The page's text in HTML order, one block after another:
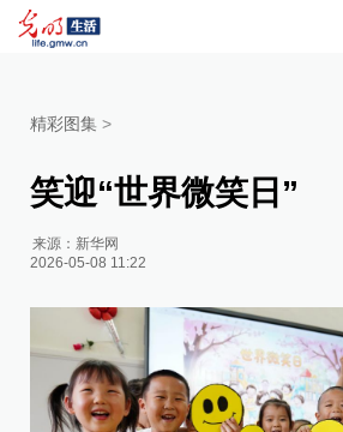
精彩图集 >
笑迎“世界微笑日”
来源： 新华网
2026-05-08 11:22